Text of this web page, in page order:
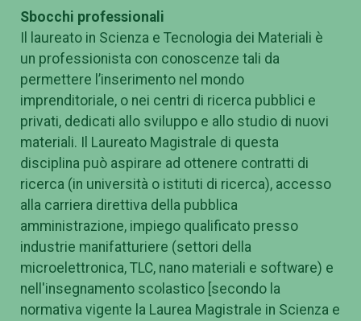
Sbocchi professionali
Il laureato in Scienza e Tecnologia dei Materiali è
un professionista con conoscenze tali da
permettere l’inserimento nel mondo
imprenditoriale, o nei centri di ricerca pubblici e
privati, dedicati allo sviluppo e allo studio di nuovi
materiali. Il Laureato Magistrale di questa
disciplina può aspirare ad ottenere contratti di
ricerca (in università o istituti di ricerca), accesso
alla carriera direttiva della pubblica
amministrazione, impiego qualificato presso
industrie manifatturiere (settori della
microelettronica, TLC, nano materiali e software) e
nell'insegnamento scolastico [secondo la
normativa vigente la Laurea Magistrale in Scienza e